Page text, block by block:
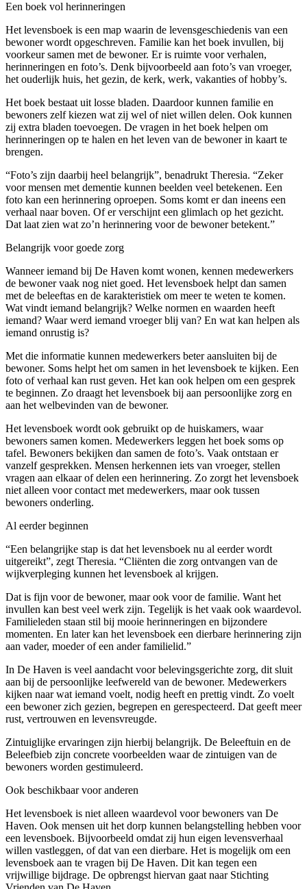
Een boek vol herinneringen
Het levensboek is een map waarin de levensgeschiedenis van een
bewoner wordt opgeschreven. Familie kan het boek invullen, bij
voorkeur samen met de bewoner. Er is ruimte voor verhalen,
herinneringen en foto’s. Denk bijvoorbeeld aan foto’s van vroeger,
het ouderlijk huis, het gezin, de kerk, werk, vakanties of hobby’s.
Het boek bestaat uit losse bladen. Daardoor kunnen familie en
bewoners zelf kiezen wat zij wel of niet willen delen. Ook kunnen
zij extra bladen toevoegen. De vragen in het boek helpen om
herinneringen op te halen en het leven van de bewoner in kaart te
brengen.
“Foto’s zijn daarbij heel belangrijk”, benadrukt Theresia. “Zeker
voor mensen met dementie kunnen beelden veel betekenen. Een
foto kan een herinnering oproepen. Soms komt er dan ineens een
verhaal naar boven. Of er verschijnt een glimlach op het gezicht.
Dat laat zien wat zo’n herinnering voor de bewoner betekent.”
Belangrijk voor goede zorg
Wanneer iemand bij De Haven komt wonen, kennen medewerkers
de bewoner vaak nog niet goed. Het levensboek helpt dan samen
met de beleeftas en de karakteristiek om meer te weten te komen.
Wat vindt iemand belangrijk? Welke normen en waarden heeft
iemand? Waar werd iemand vroeger blij van? En wat kan helpen als
iemand onrustig is?
Met die informatie kunnen medewerkers beter aansluiten bij de
bewoner. Soms helpt het om samen in het levensboek te kijken. Een
foto of verhaal kan rust geven. Het kan ook helpen om een gesprek
te beginnen. Zo draagt het levensboek bij aan persoonlijke zorg en
aan het welbevinden van de bewoner.
Het levensboek wordt ook gebruikt op de huiskamers, waar
bewoners samen komen. Medewerkers leggen het boek soms op
tafel. Bewoners bekijken dan samen de foto’s. Vaak ontstaan er
vanzelf gesprekken. Mensen herkennen iets van vroeger, stellen
vragen aan elkaar of delen een herinnering. Zo zorgt het levensboek
niet alleen voor contact met medewerkers, maar ook tussen
bewoners onderling.
Al eerder beginnen
“Een belangrijke stap is dat het levensboek nu al eerder wordt
uitgereikt”, zegt Theresia. “Cliënten die zorg ontvangen van de
wijkverpleging kunnen het levensboek al krijgen.
Dat is fijn voor de bewoner, maar ook voor de familie. Want het
invullen kan best veel werk zijn. Tegelijk is het vaak ook waardevol.
Familieleden staan stil bij mooie herinneringen en bijzondere
momenten. En later kan het levensboek een dierbare herinnering zijn
aan vader, moeder of een ander familielid.”
In De Haven is veel aandacht voor belevingsgerichte zorg, dit sluit
aan bij de persoonlijke leefwereld van de bewoner. Medewerkers
kijken naar wat iemand voelt, nodig heeft en prettig vindt. Zo voelt
een bewoner zich gezien, begrepen en gerespecteerd. Dat geeft meer
rust, vertrouwen en levensvreugde.
Zintuiglijke ervaringen zijn hierbij belangrijk. De Beleeftuin en de
Beleefbieb zijn concrete voorbeelden waar de zintuigen van de
bewoners worden gestimuleerd.
Ook beschikbaar voor anderen
Het levensboek is niet alleen waardevol voor bewoners van De
Haven. Ook mensen uit het dorp kunnen belangstelling hebben voor
een levensboek. Bijvoorbeeld omdat zij hun eigen levensverhaal
willen vastleggen, of dat van een dierbare. Het is mogelijk om een
levensboek aan te vragen bij De Haven. Dit kan tegen een
vrijwillige bijdrage. De opbrengst hiervan gaat naar Stichting